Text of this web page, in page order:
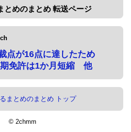
とめのまとめ 転送ページ
点が16点に達したため
免許は1か月短縮 他
まとめのまとめ トップ
© 2chmm